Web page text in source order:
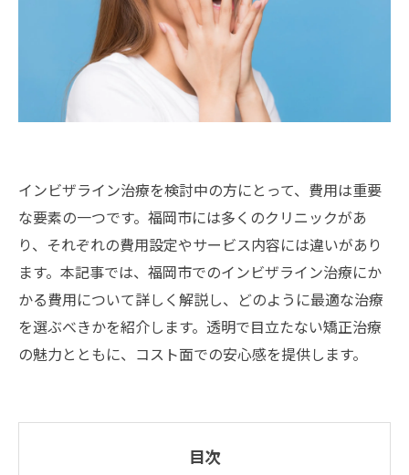
インビザライン治療を検討中の方にとって、費用は重要
な要素の一つです。福岡市には多くのクリニックがあ
り、それぞれの費用設定やサービス内容には違いがあり
ます。本記事では、福岡市でのインビザライン治療にか
かる費用について詳しく解説し、どのように最適な治療
を選ぶべきかを紹介します。透明で目立たない矯正治療
の魅力とともに、コスト面での安心感を提供します。
目次